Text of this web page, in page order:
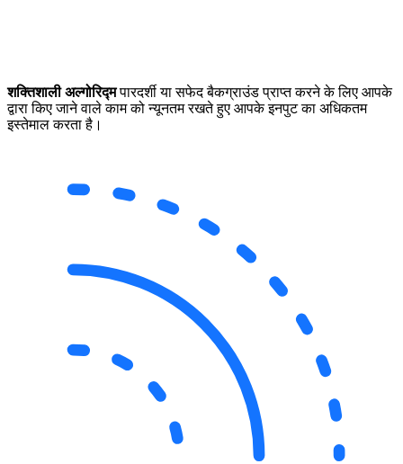
शक्तिशाली अल्गोरिद्मपारदर्शी या सफेद बैकग्राउंड प्राप्त करने के लिए आपके
द्वारा किए जाने वाले काम को न्यूनतम रखते हुए आपके इनपुट का अधिकतम
इस्तेमाल करता है।